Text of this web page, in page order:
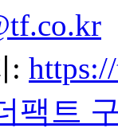
:
팩트